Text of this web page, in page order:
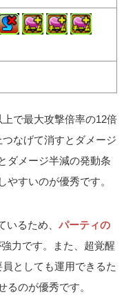
で最大攻撃倍率の12倍
なげて消すとダメージ
ダメージ半減の発動条
すいのが優秀です。
いるため、パーティの
力です。また、超覚醒
としても運用できるた
るのが優秀です。